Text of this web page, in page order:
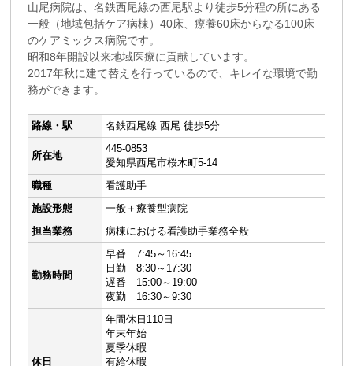
山尾病院は、名鉄西尾線の西尾駅より徒歩5分程の所にある
一般（地域包括ケア病棟）40床、療養60床からなる100床
のケアミックス病院です。
昭和8年開設以来地域医療に貢献しています。
2017年秋に建て替えを行っているので、キレイな環境で勤
務ができます。
路線・駅 名鉄西尾線 西尾 徒歩5分
所在地
445-0853
愛知県西尾市桜木町5-14
職種
看護助手
施設形態
一般＋療養型病院
担当業務
病棟における看護助手業務全般
勤務時間
早番 7:45～16:45
日勤 8:30～17:30
遅番 15:00～19:00
夜勤 16:30～9:30
休日
年間休日110日
年末年始
夏季休暇
有給休暇